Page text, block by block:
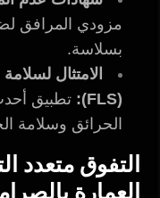
مزودي المرافق
بسلاسة.
الامتثال
(FLS):
تطبيق
الحرائق وسلامة
التفوق متعدد
العمارة